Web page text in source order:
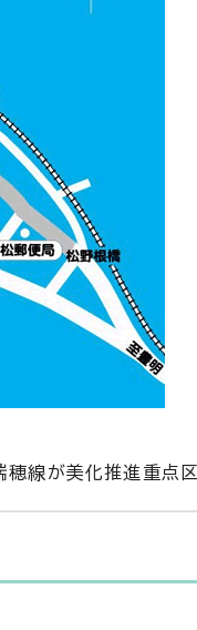
が美化推進重点区域